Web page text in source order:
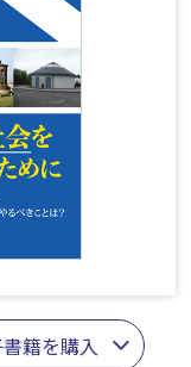
籍を購入